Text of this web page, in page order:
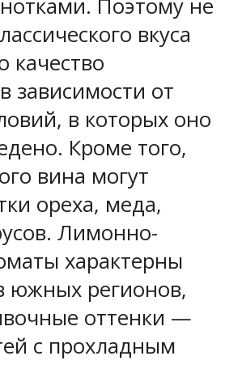
Поэтому не
вкуса
качество
зависимости от
в которых оно
Кроме того,
вина могут
ореха, меда,
Лимонно-
характерны
южных регионов,
оттенки —
с прохладным